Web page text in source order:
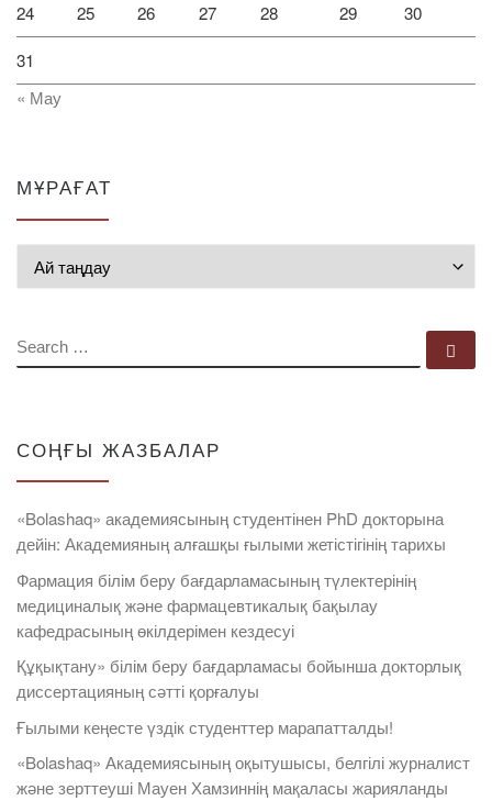
24 25 26 27 28 29 30
31
« Мау
МҰРАҒАТ
SEARCH
СОҢҒЫ ЖАЗБАЛАР
«Bolashaq» академиясының студентінен PhD докторына
дейін: Академияның алғашқы ғылыми жетістігінің тарихы
Фармация білім беру бағдарламасының түлектерінің
медициналық және фармацевтикалық бақылау
кафедрасының өкілдерімен кездесуі
Құқықтану» білім беру бағдарламасы бойынша докторлық
диссертацияның сәтті қорғалуы
Ғылыми кеңесте үздік студенттер марапатталды!
«Bolashaq» Академиясының оқытушысы, белгілі журналист
және зерттеуші Мауен Хамзиннің мақаласы жарияланды